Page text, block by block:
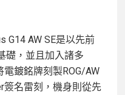
G14 AW SE是以先前
礎，並且加入諸多
鍍銘牌刻製ROG/AW
簽名雷刻，機身則從先